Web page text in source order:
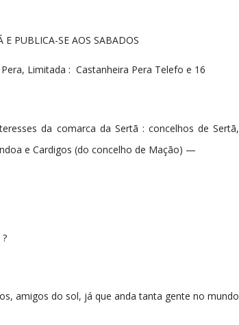
E PUBLICA-SE AOS SABADOS
Limitada : Castanheira Pera Telefo e 16
da comarca da Sertã : concelhos de Sertã,
e Cardigos (do concelho de Mação) —
amigos do sol, já que anda tanta gente no mundo